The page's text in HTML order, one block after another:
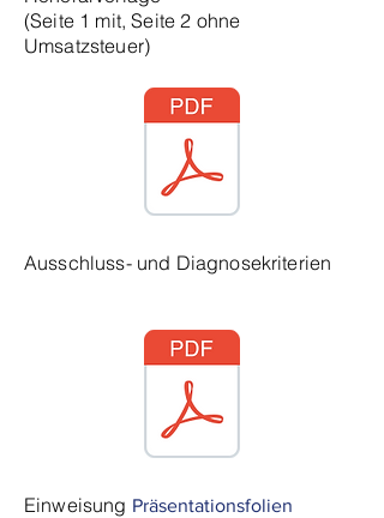
(Seite 1 mit, Seite 2 ohne
Umsatzsteuer)
Ausschluss- und Diagnosekriterien
Einweisung Präsentationsfolien